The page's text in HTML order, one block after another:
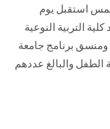
الزائـروناستقبل يوم
عميد كلية التربية النوعية
ومنسق برنامج جامعة
الطفل والبالغ عددهم